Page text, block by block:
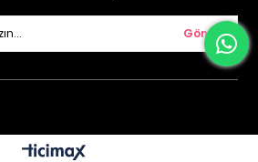
Gönder